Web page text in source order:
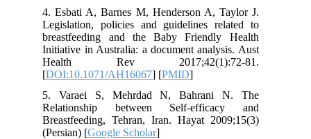
4. Esbati A, Barnes M, Henderson A, Taylor J.
Legislation, policies and guidelines related to
breastfeeding and the Baby Friendly Health
Initiative in Australia: a document analysis. Aust
Health Rev 2017;42(1):72-81.
[DOI:10.1071/AH16067] [PMID
5. Varaei S, Mehrdad N, Bahrani N. The
Relationship between Self-efficacy and
Breastfeeding, Tehran, Iran. Hayat 2009;15(3)
(Persian) [Google Scholar